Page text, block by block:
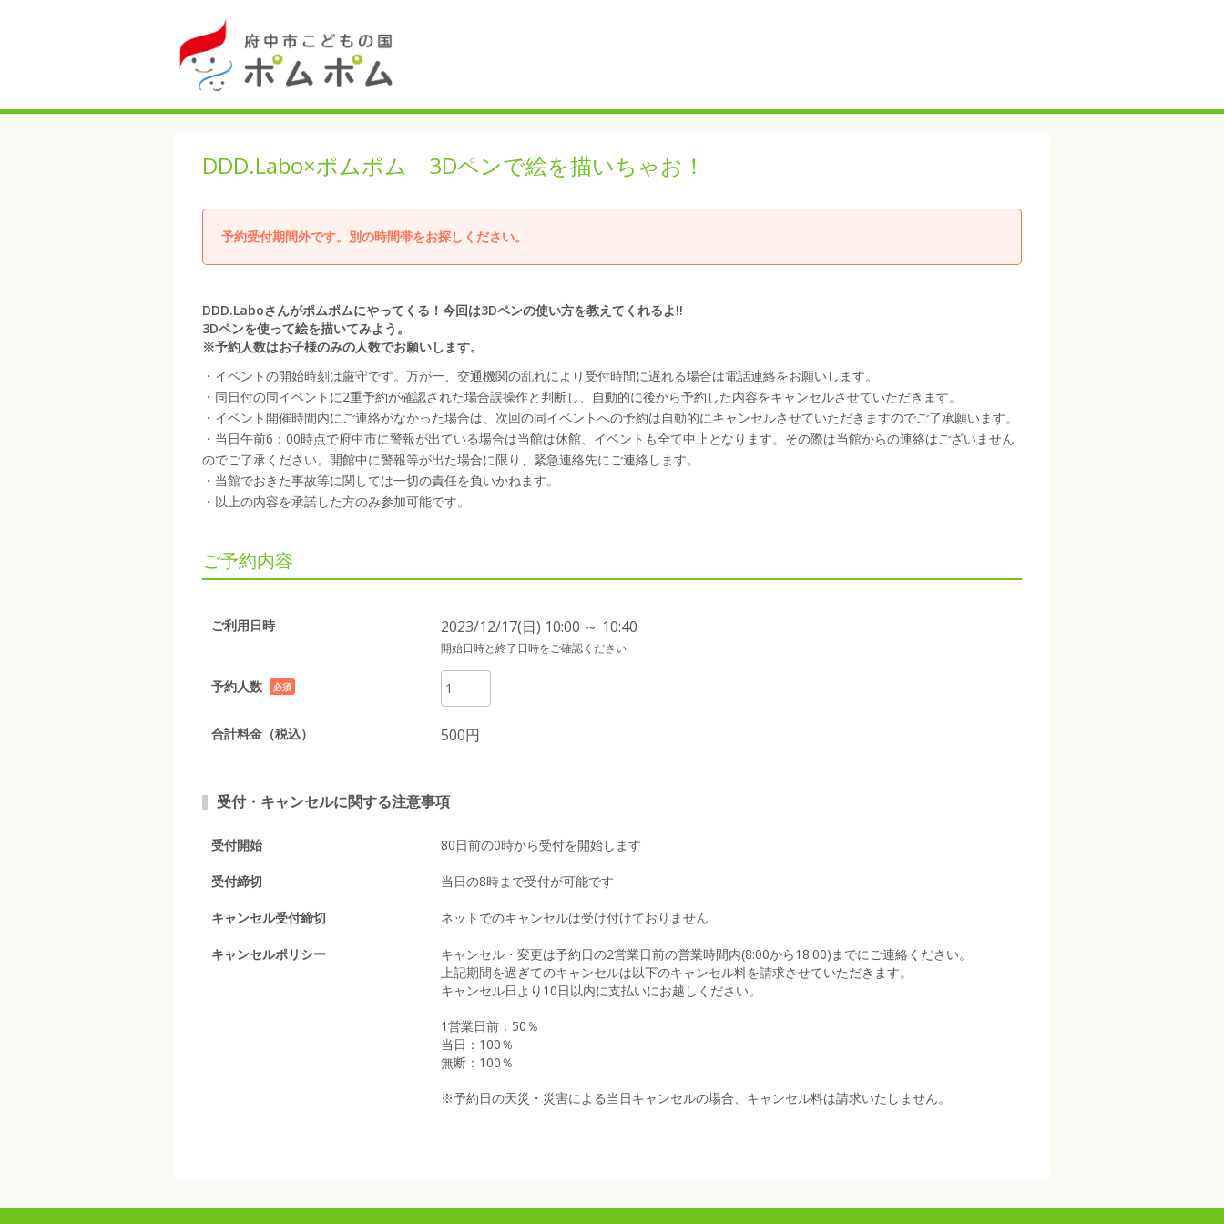
DDD.Labo×ポムポム 3Dペンで絵を描いちゃお！
予約受付期間外です。別の時間帯をお探しください。
DDD.Laboさんがポムポムにやってくる！今回は3Dペンの使い方を教えてくれるよ!!
3Dペンを使って絵を描いてみよう。
※予約人数はお子様のみの人数でお願いします。
・イベントの開始時刻は厳守です。万が一、交通機関の乱れにより受付時間に遅れる場合は電話連絡をお願いします。
・同日付の同イベントに2重予約が確認された場合誤操作と判断し、自動的に後から予約した内容をキャンセルさせていただきます。
・イベント開催時間内にご連絡がなかった場合は、次回の同イベントへの予約は自動的にキャンセルさせていただきますのでご了承願います。
・当日午前6：00時点で府中市に警報が出ている場合は当館は休館、イベントも全て中止となります。その際は当館からの連絡はございません
のでご了承ください。開館中に警報等が出た場合に限り、緊急連絡先にご連絡します。
・当館でおきた事故等に関しては一切の責任を負いかねます。
・以上の内容を承諾した方のみ参加可能です。
ご予約内容
ご利用日時 2023/12/17(日) 10:00 ～ 10:40
開始日時と終了日時をご確認ください
予約人数
必須
合計料金（税込） 500円
受付・キャンセルに関する注意事項
受付開始 80日前の0時から受付を開始します
受付締切 当日の8時まで受付が可能です
キャンセル受付締切 ネットでのキャンセルは受け付けておりません
キャンセルポリシー
キャンセル・変更は予約日の2営業日前の営業時間内(8:00から18:00)までにご連絡ください。
上記期間を過ぎてのキャンセルは以下のキャンセル料を請求させていただきます。
キャンセル日より10日以内に支払いにお越しください。
1営業日前：50％
当日：100％
無断：100％
※予約日の天災・災害による当日キャンセルの場合、キャンセル料は請求いたしません。